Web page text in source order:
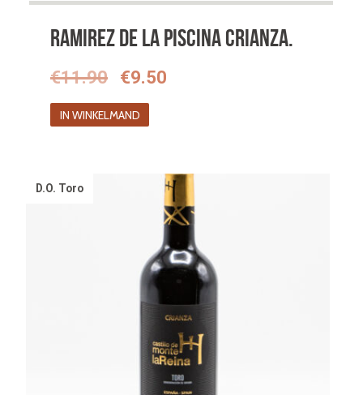
Ramirez de la Piscina Crianza.
€11.90
Oorspronkelijke
prijs
was:
€9.50
IN WINKELMAND
D.O. Toro